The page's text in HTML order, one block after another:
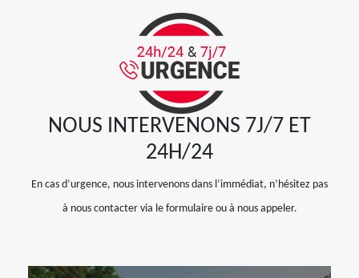
NOUS INTERVENONS 7J/7 ET
24H/24
En cas d’urgence, nous intervenons dans l’immédiat, n’hésitez pas
à nous contacter via le formulaire ou à nous appeler.